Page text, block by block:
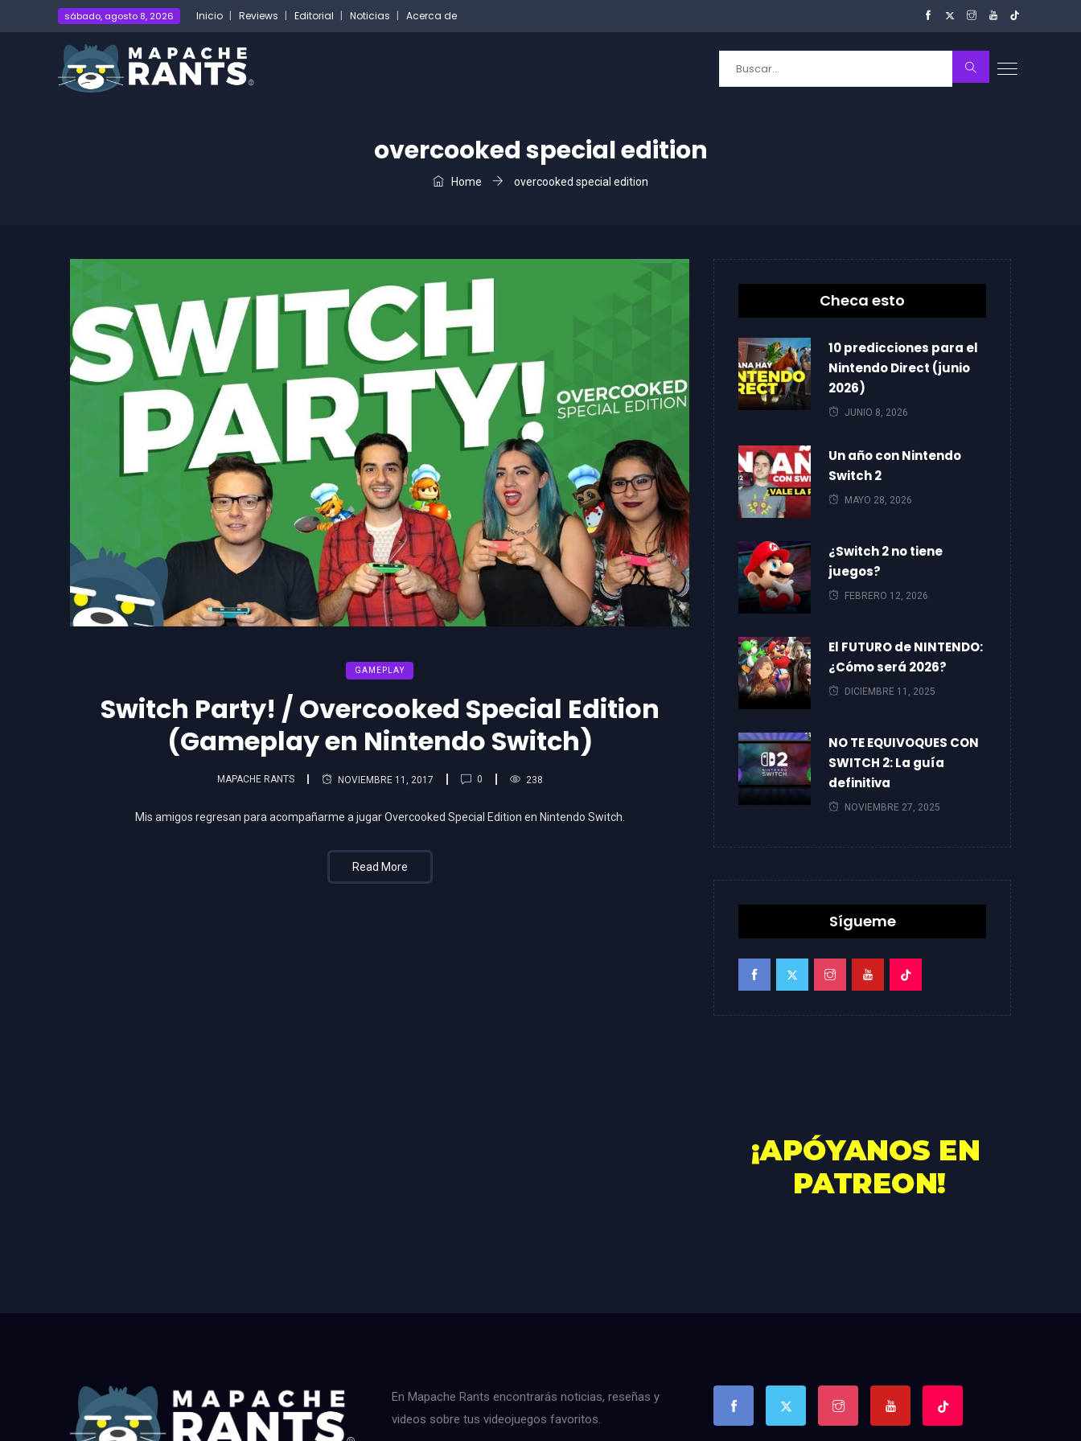
sábado, agosto 8, 2026 Inicio Reviews Editorial Noticias Acerca de
overcooked special edition
Home overcooked special edition
GAMEPLAY
Switch Party! / Overcooked Special Edition
(Gameplay en Nintendo Switch)
MAPACHE RANTS NOVIEMBRE 11, 2017 0 238
Mis amigos regresan para acompañarme a jugar Overcooked Special Edition en Nintendo Switch.
Read More
Checa esto
10 predicciones para el
Nintendo Direct (junio
2026)
JUNIO 8, 2026
Un año con Nintendo
Switch 2
MAYO 28, 2026
¿Switch 2 no tiene
juegos?
FEBRERO 12, 2026
El FUTURO de NINTENDO:
¿Cómo será 2026?
DICIEMBRE 11, 2025
NO TE EQUIVOQUES CON
SWITCH 2: La guía
definitiva
NOVIEMBRE 27, 2025
Sígueme
En Mapache Rants encontrarás noticias, reseñas y
videos sobre tus videojuegos favoritos.